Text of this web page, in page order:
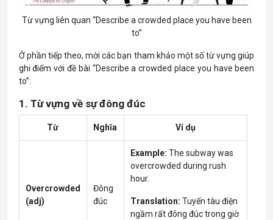
Từ vựng liên quan “Describe a crowded place you have been
to”
Ở phần tiếp theo, mời các bạn tham khảo một số từ vựng giúp
ghi điểm với đề bài “Describe a crowded place you have been
to”:
1. Từ vựng về sự đông đúc
Từ Nghĩa Ví dụ
Overcrowded
(adj)
Đông
đúc
Example: The subway was
overcrowded during rush
hour.
Translation: Tuyến tàu điện
ngầm rất đông đúc trong giờ